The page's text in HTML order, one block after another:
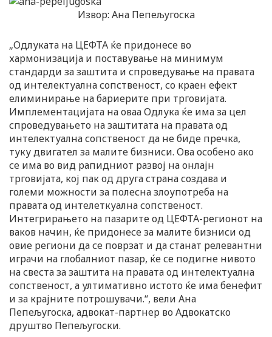
Извор: Ана Пепељугоскa
„Одлуката на ЦЕФТА ќе придонесе во
хармонизација и поставување на минимум
стандарди за заштита и спроведување на правата
од интелектуална сопственост, со краен ефект
елиминирање на бариерите при трговијата.
Имплементацијата на оваа Одлука ќе има за цел
спроведувањето на заштитата на правата од
интелектуална сопственост да не биде пречка,
туку двигател за малите бизниси. Ова особено ако
се има во вид рапидниот развој на онлајн
трговијата, кој пак од друга страна создава и
големи можности за полесна злоупотреба на
правата од интелеткуална сопственост.
Интегрирањето на пазарите од ЦЕФТА-регионот на
ваков начин, ќе придонесе за малите бизниси од
овие региони да се поврзат и да станат релевантни
играчи на глобалниот пазар, ќе се подигне нивото
на свеста за заштита на правата од интелектуална
сопственост, а ултимативно истото ќе има бенефит
и за крајните потрошувачи.“, вели Ана
Пепељугоска, адвокат-партнер во Адвокатско
друштво Пепељугоски.